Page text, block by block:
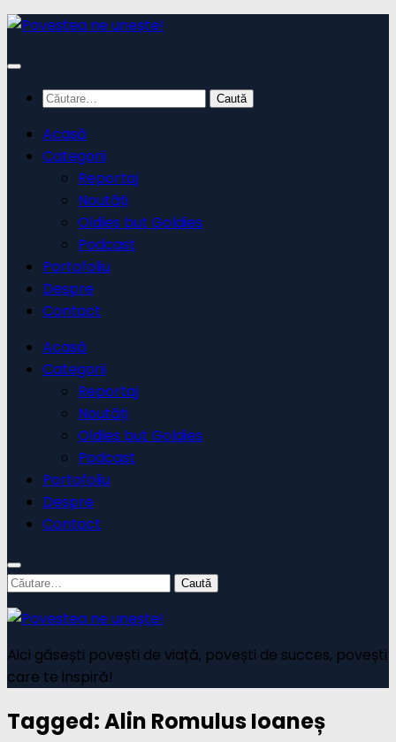
Skip
content
Caută
Acasă
Categorii
Reportaj
Noutăți
Oldies but Goldies
Podcast
Portofoliu
Despre
Contact
Acasă
Categorii
Reportaj
Noutăți
Oldies but Goldies
Podcast
Portofoliu
Despre
Contact
Caută
după:
Aici găsești povești de viață, povești de succes, povești
care te inspiră!
Tagged:Alin Romulus Ioaneș